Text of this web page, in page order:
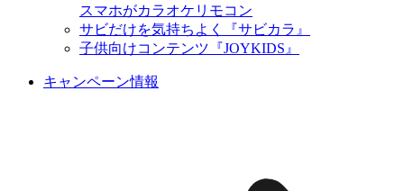
スマホがカラオケリモコン
サビだけを気持ちよく『サビカラ』
子供向けコンテンツ『JOYKIDS』
キャンペーン情報